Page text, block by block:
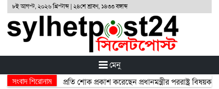
৮ই আগস্ট, ২০২৬ খ্রিস্টাব্দ | ২৪শে শ্রাবণ, ১৪৩৩ বঙ্গাব্দ
মেনু
সংবাদ শিরোনাম
নিহতদের প্রতি শোক প্রকাশ করেছেন প্রধানমন্ত্রীর পররাষ্ট্র বিষয়ক